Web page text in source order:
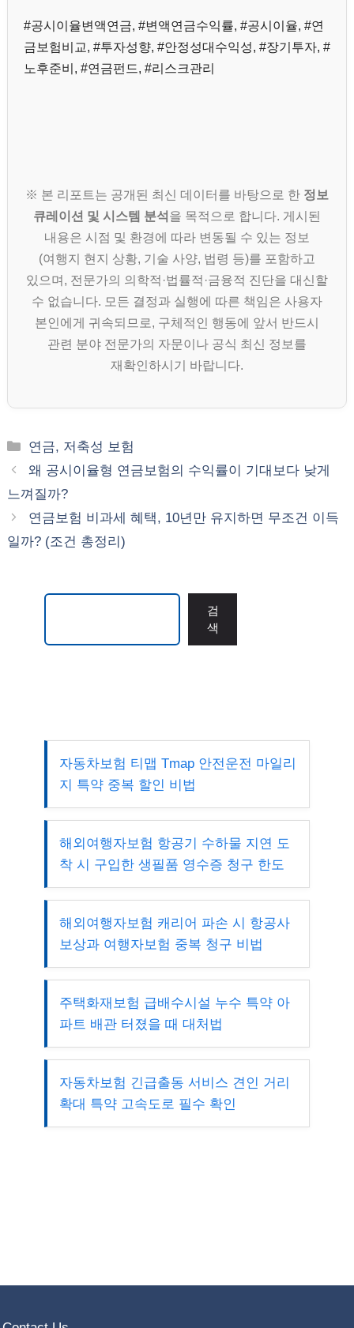
#공시이율변액연금, #변액연금수익률, #공시이율, #연
금보험비교, #투자성향, #안정성대수익성, #장기투자, #
노후준비, #연금펀드, #리스크관리
※ 본 리포트는 공개된 최신 데이터를 바탕으로 한 정보
큐레이션 및 시스템 분석 을 목적으로 합니다. 게시된
내용은 시점 및 환경에 따라 변동될 수 있는 정보
(여행지 현지 상황, 기술 사양, 법령 등)를 포함하고
있으며, 전문가의 의학적·법률적·금융적 진단을 대신할
수 없습니다. 모든 결정과 실행에 따른 책임은 사용자
본인에게 귀속되므로, 구체적인 행동에 앞서 반드시
관련 분야 전문가의 자문이나 공식 최신 정보를
재확인하시기 바랍니다.
카
테
리
연금, 저축성 보험
왜 공시이율형 연금보험의 수익률이 기대보다 낮게
느껴질까?
연금보험 비과세 혜택, 10년만 유지하면 무조건 이득
일까? (조건 총정리)
검
색
자동차보험 티맵 Tmap 안전운전 마일리
지 특약 중복 할인 비법
해외여행자보험 항공기 수하물 지연 도
착 시 구입한 생필품 영수증 청구 한도
해외여행자보험 캐리어 파손 시 항공사
보상과 여행자보험 중복 청구 비법
주택화재보험 급배수시설 누수 특약 아
파트 배관 터졌을 때 대처법
자동차보험 긴급출동 서비스 견인 거리
확대 특약 고속도로 필수 확인